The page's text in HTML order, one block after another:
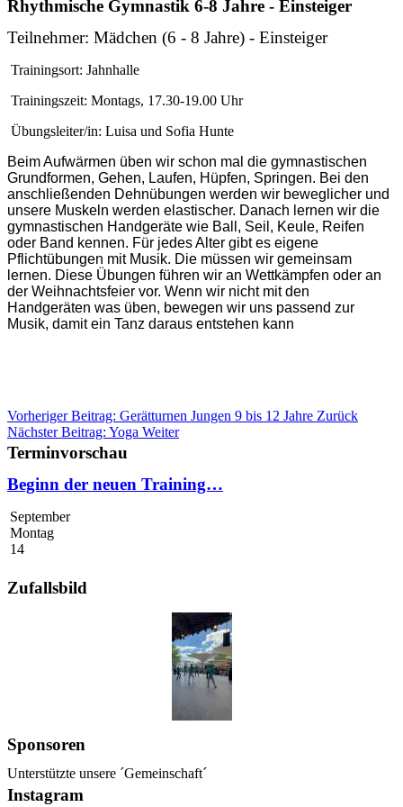
Rhythmische Gymnastik 6-8 Jahre - Einsteiger
Teilnehmer: Mädchen (6 - 8 Jahre) - Einsteiger
Trainingsort: Jahnhalle
Trainingszeit: Montags, 17.30-19.00 Uhr
Übungsleiter/in: Luisa und Sofia Hunte
Beim Aufwärmen üben wir schon mal die gymnastischen
Grundformen, Gehen, Laufen, Hüpfen, Springen. Bei den
anschließenden Dehnübungen werden wir beweglicher und
unsere Muskeln werden elastischer. Danach lernen wir die
gymnastischen Handgeräte wie Ball, Seil, Keule, Reifen
oder Band kennen. Für jedes Alter gibt es eigene
Pflichtübungen mit Musik. Die müssen wir gemeinsam
lernen. Diese Übungen führen wir an Wettkämpfen oder an
der Weihnachtsfeier vor. Wenn wir nicht mit den
Handgeräten was üben, bewegen wir uns passend zur
Musik, damit ein Tanz daraus entstehen kann
Vorheriger Beitrag: Gerätturnen Jungen 9 bis 12 Jahre Zurück
Nächster Beitrag: Yoga Weiter
Terminvorschau
Beginn der neuen Training…
September
Montag
14
Zufallsbild
Sponsoren
Unterstützte unsere ´Gemeinschaft´
Instagram